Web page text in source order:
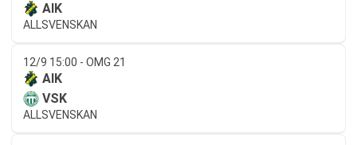
AIK
ALLSVENSKAN
12/9 15:00 - OMG 21
AIK
VSK
ALLSVENSKAN